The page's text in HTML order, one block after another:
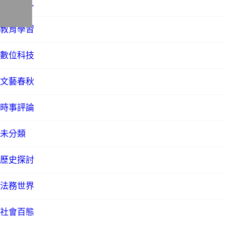
才子佳人
教育學習
數位科技
文藝春秋
時事評論
未分類
歷史探討
法務世界
社會百態